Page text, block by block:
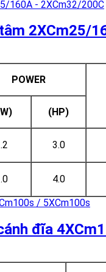
2XCm25/
POWER
(HP)
3.0
4.0
đĩa